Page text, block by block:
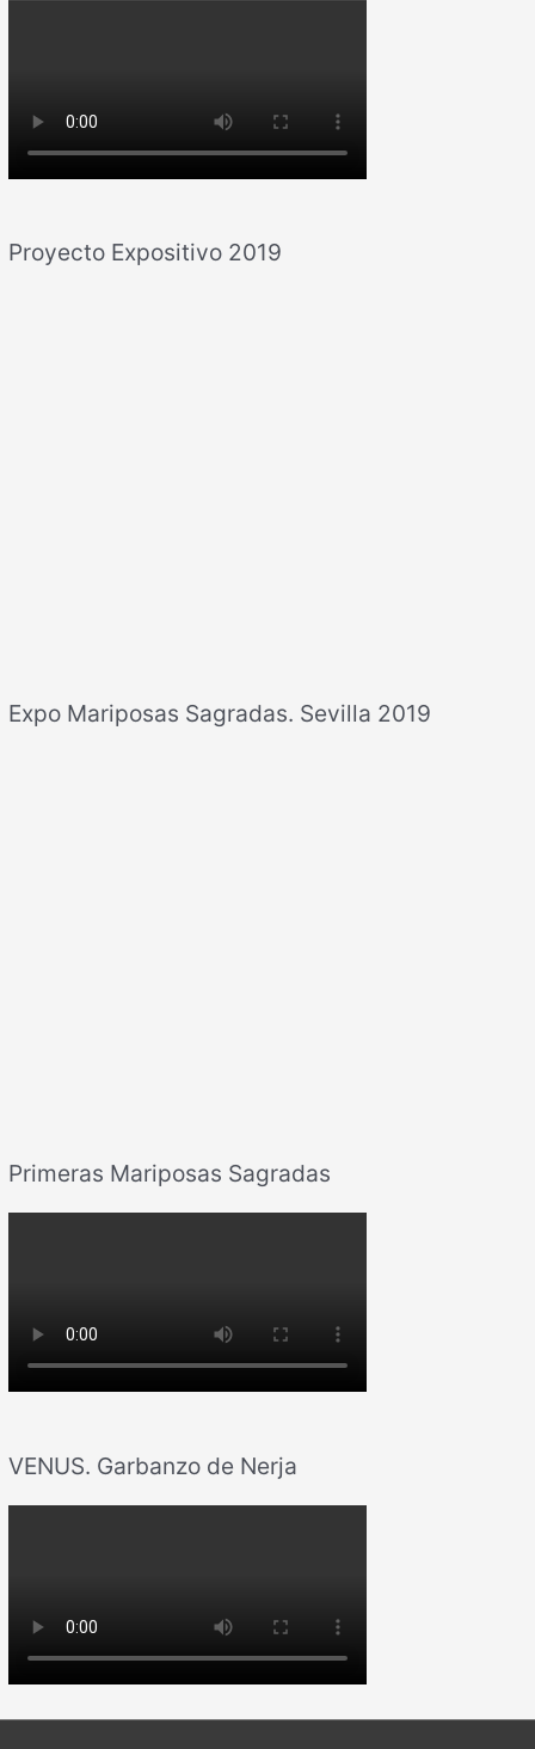
Proyecto Expositivo 2019
Expo Mariposas Sagradas. Sevilla 2019
Primeras Mariposas Sagradas
VENUS. Garbanzo de Nerja